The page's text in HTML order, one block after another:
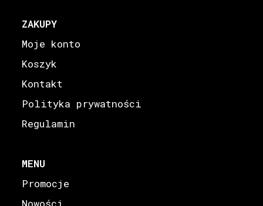
ZAKUPY
Moje konto
Koszyk
Kontakt
Polityka prywatności
Regulamin
MENU
Promocje
Nowości